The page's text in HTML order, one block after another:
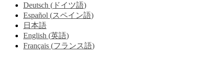
Deutsch ( ドイツ語)
Español (スペイン語)
日本語
English (英語)
Français (フランス語)